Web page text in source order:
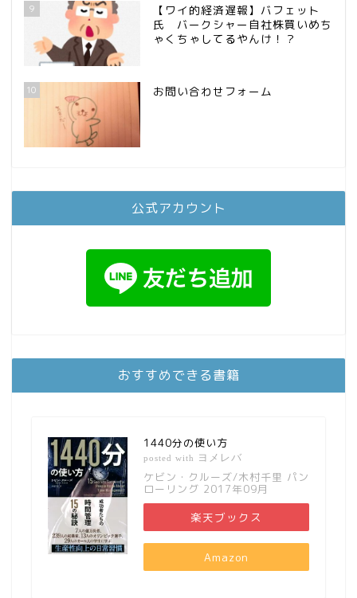
9
【ワイ的経済遅報】バフェット
氏 バークシャー自社株買いめち
ゃくちゃしてるやんけ！？
10 お問い合わせフォーム
公式アカウント
おすすめできる書籍
1440分の使い方
posted with ヨメレバ
ケビン・クルーズ/木村千里 パン
ローリング 2017年09月
楽天ブックス
Amazon